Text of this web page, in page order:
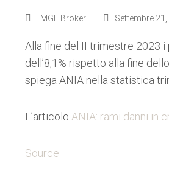
MGE Broker Settembre
Alla fine del II trimestre 2023
dell’8,1% rispetto alla fine
spiega ANIA nella statistica
L’articolo ANIA: rami danni in
Source